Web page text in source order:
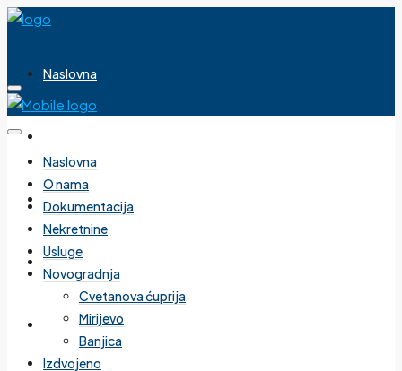
Naslovna
Dokumentacija
Nekretnine
Usluge
Naslovna
O nama
Dokumentacija
Nekretnine
Usluge
Novogradnja
Cvetanova ćuprija
Mirijevo
Banjica
Izdvojeno